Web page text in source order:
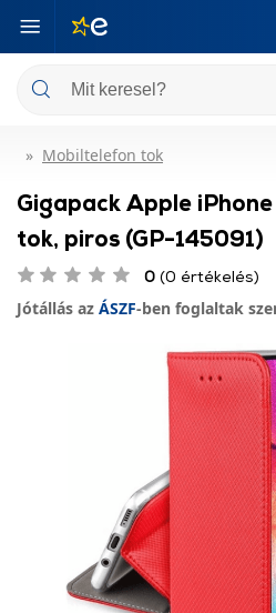
Mobiltelefon tok
Gigapack Apple
tok, piros (GP-145091)
0 (0 értékelés)
Jótállás az ÁSZF-ben foglaltak